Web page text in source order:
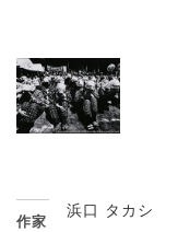
作家
浜口 タカシ